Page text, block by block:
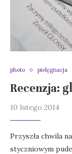
photo pielęgnacja
Recenzja:
10 lutego 2014
Przyszła chwila
styczniowym